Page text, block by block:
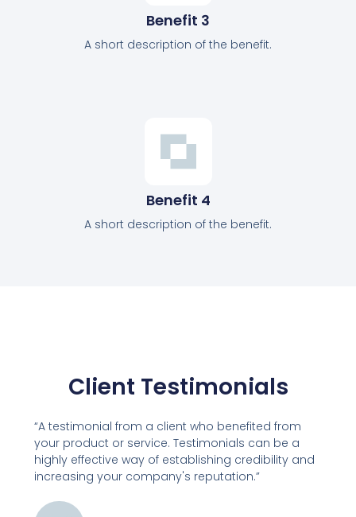
Benefit 3
A short description of the benefit.
Benefit 4
A short description of the benefit.
Client Testimonials
“A testimonial from a client who benefited from
your product or service. Testimonials can be a
highly effective way of establishing credibility and
increasing your company's reputation.”